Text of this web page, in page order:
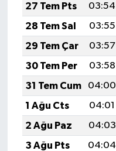
27 Tem Pts
03:54
28 Tem Sal
03:55
29 Tem Çar
03:57
30 Tem Per
03:58
31 Tem Cum
04:00
1 Ağu Cts
04:01
2 Ağu Paz
04:03
3 Ağu Pts
04:04